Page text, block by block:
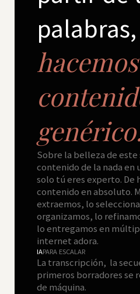
palabras,
hacemos
Sobre la belleza de este
contenido de la nada en
solo tú eres experto. De
contenido en absoluto.
extraemos, lo
organizamos, lo
lo entregamos en
internet adora.
IAPARA ESCALAR
La transcripción, la
primeros borradores se
de máquina.